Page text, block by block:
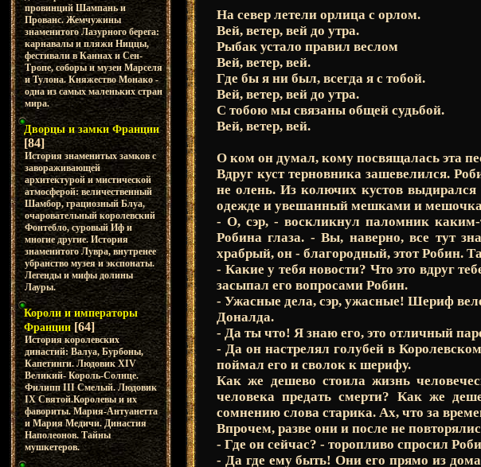
провинций Шампань и
Прованс. Жемчужины
знаменитого Лазурного берега:
карнавалы и пляжи Ниццы,
фестивали в Каннах и Сен-
Тропе, соборы и музеи Марселя
и Тулона. Княжество Монако -
одна из самых маленьких стран
мира.
Дворцы и замки Франции
[84]
История знаменитых замков с
завораживающей
архитектурой и мистической
атмосферой: величественный
Шамбор, грациозный Блуа,
очаровательный королевский
Фонтебло, суровый Иф и
многие другие. История
знаменитого Лувра, внутренее
убранство музея и экспонаты.
Легенды и мифы долины
Лауры.
Короли и императоры
Франции [64]
История королевских
династий: Валуа, Бурбоны,
Капетинги. Людовик XIV
Великий- Король-Солнце.
Филипп III Смелый. Людовик
IX Святой.Королевы и их
фавориты. Мария-Антуанетта
и Мария Медичи. Династия
Наполеонов. Тайны
мушкетеров.
На север летели орлица с орлом.
Вей, ветер, вей до утра.
Рыбак устало правил веслом
Вей, ветер, вей.
Где бы я ни был, всегда я с тобой.
Вей, ветер, вей до утра.
С тобою мы связаны общей судьбой.
Вей, ветер, вей.
О ком он думал, кому посвящалась эта
Вдруг куст терновника зашевелился.
не олень. Из колючих кустов
одежде и увешанный мешками и
- О, сэр, - воскликнул паломник каким-
Робина глаза. - Вы, наверно, все тут
храбрый, он - благородный, этот Робин.
- Какие у тебя новости? Что это вдруг
засыпал его вопросами Робин.
- Ужасные дела, сэр, ужасные! Шериф
Доналда.
- Да ты что! Я знаю его, это отличный
- Да он настрелял голубей в
поймал его и сволок к шерифу.
Как же дешево стоила жизнь
человека предать смерти? Как же
сомнению слова старика. Ах, что за
Впрочем, разве они и после не
- Где он сейчас? - торопливо спросил
- Да где ему быть! Они его прямо из